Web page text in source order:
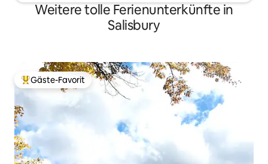
Weitere tolle Ferienunterkünfte in
Salisbury
Beliebter Gäste-Favorit.
Gäste-Favorit